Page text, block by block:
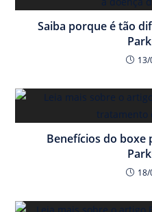
Saiba porque é tão
Benefícios do boxe